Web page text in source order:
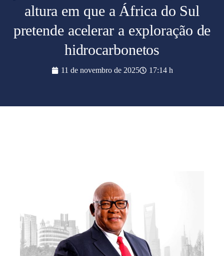
altura em que a África do Sul
pretende acelerar a exploração de
hidrocarbonetos
11 de novembro de 2025 17:14 h